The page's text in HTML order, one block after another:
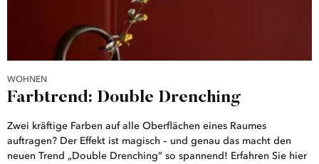
WOHNEN
Farbtrend: Double Drenching
Zwei kräftige Farben auf alle Oberflächen eines Raumes
auftragen? Der Effekt ist magisch – und genau das macht den
neuen Trend „Double Drenching“ so spannend! Erfahren Sie hier